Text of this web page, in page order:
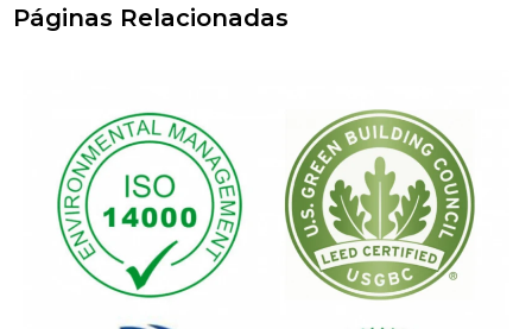
Páginas Relacionadas